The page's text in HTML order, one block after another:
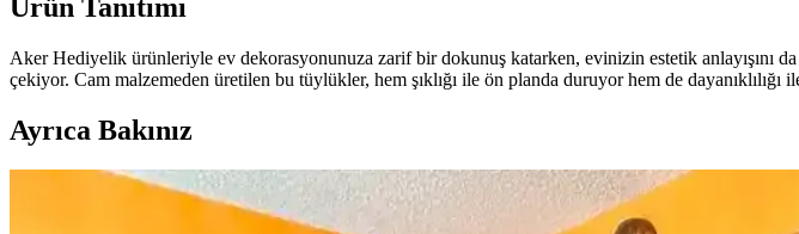
Ürün Tanıtımı
Aker Hediyelik ürünleriyle ev dekorasyonunuza zarif bir dokunuş katarken, evinizin estetik anlayışını
çekiyor. Cam malzemeden üretilen bu tüylükler, hem şıklığı ile ön planda duruyor hem de dayanıklılığı
Ayrıca Bakınız
Huzur Party Store 5 Metre Yeşil Çam Dalı ve Işıklı Çam Dalı Karşılaştırması